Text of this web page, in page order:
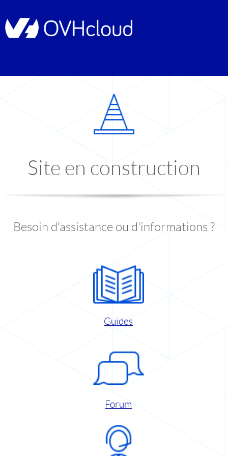
Site en construction
Besoin d'assistance ou d'informations ?
Guides
Forum